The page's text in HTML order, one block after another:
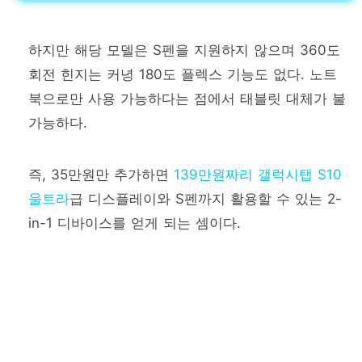
하지만 해당 모델은 S펜을 지원하지 않으며 360도
회전 힌지는 커녕 180도 플렉스 기능도 없다. 노트
북으로만 사용 가능하다는 점에서 태블릿 대체가 불
가능하다.
즉, 35만원만 추가하면 139만원짜리 갤럭시탭 S10
울트라급 디스플레이와 S펜까지 활용할 수 있는 2-
in-1 디바이스를 얻게 되는 셈이다.